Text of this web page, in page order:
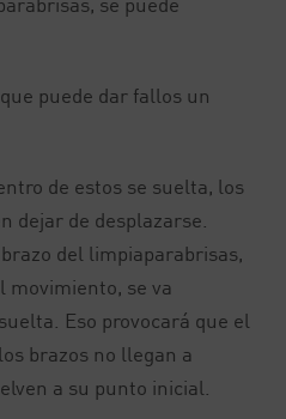
puede dar fallos un
de estos se suelta, los
dejar de desplazarse.
del limpiaparabrisas,
movimiento, se va
Eso provocará que el
brazos no llegan a
a su punto inicial.